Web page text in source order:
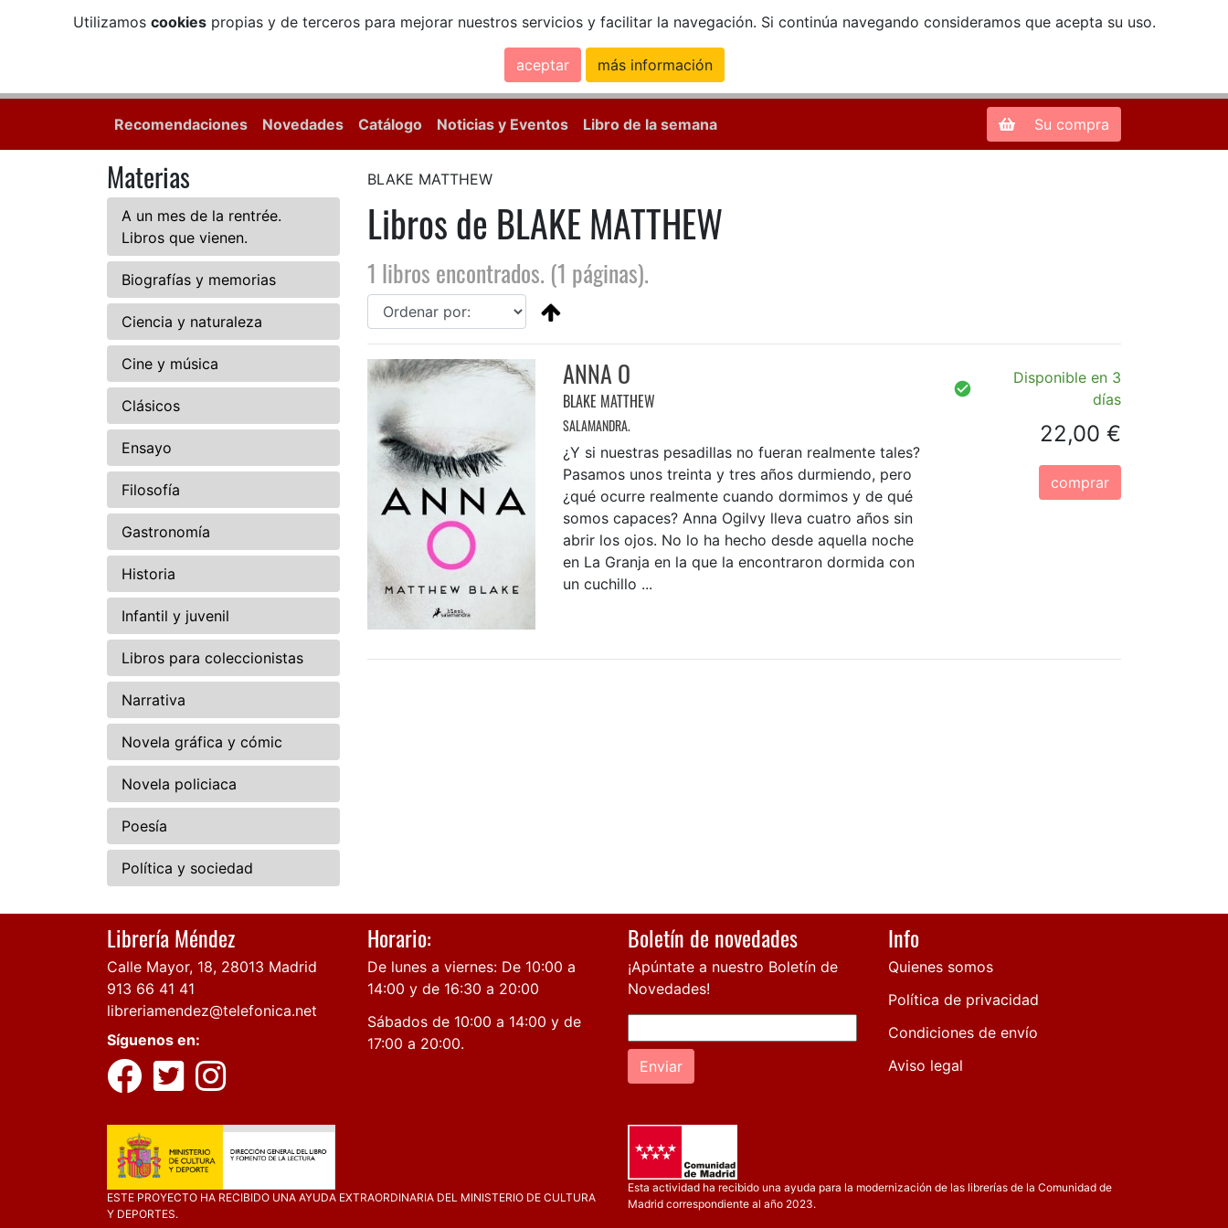
Utilizamos cookiespropias y de terceros para mejorar nuestros servicios y facilitar la navegación. Si continúa navegando consideramos que acepta su uso.
aceptar más información
Zona de Clientes
Recomendaciones Novedades Catálogo Noticias y Eventos Libro de la semana Su compra
Materias
A un mes de la rentrée.
Libros que vienen.
Biografías y memorias
Ciencia y naturaleza
Cine y música
Clásicos
Ensayo
Filosofía
Gastronomía
Historia
Infantil y juvenil
Libros para coleccionistas
Narrativa
Novela gráfica y cómic
Novela policiaca
Poesía
Política y sociedad
BLAKE MATTHEW
Libros de BLAKE MATTHEW
1 libros encontrados. (1 páginas).
ANNA O
BLAKE MATTHEW
SALAMANDRA.
¿Y si nuestras pesadillas no fueran realmente tales?
Pasamos unos treinta y tres años durmiendo, pero
¿qué ocurre realmente cuando dormimos y de qué
somos capaces? Anna Ogilvy lleva cuatro años sin
abrir los ojos. No lo ha hecho desde aquella noche
en La Granja en la que la encontraron dormida con
un cuchillo ...
Disponible en 3
días
22,00 €
comprar
Librería Méndez
Calle Mayor, 18, 28013 Madrid
913 66 41 41
libreriamendez@telefonica.net
Síguenos en:
Horario:
De lunes a viernes: De 10:00 a
14:00 y de 16:30 a 20:00
Sábados de 10:00 a 14:00 y de
17:00 a 20:00.
Boletín de novedades
¡Apúntate a nuestro Boletín de
Novedades!
Enviar
Info
Quienes somos
Política de privacidad
Condiciones de envío
Aviso legal
ESTE PROYECTO HA RECIBIDO UNA AYUDA EXTRAORDINARIA DEL MINISTERIO DE CULTURA
Y DEPORTES.
Esta actividad ha recibido una ayuda para la modernización de las librerías de la Comunidad de
Madrid correspondiente al año 2023.